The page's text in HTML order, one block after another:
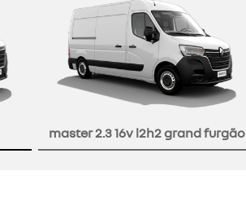
master 2.3 16v l2h2 grand furgão